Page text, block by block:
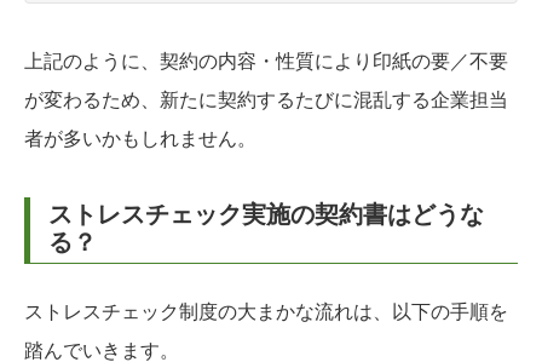
上記のように、契約の内容・性質により印紙の要／不要
が変わるため、新たに契約するたびに混乱する企業担当
者が多いかもしれません。
ストレスチェック実施の契約書はどうな
る？
ストレスチェック制度の大まかな流れは、以下の手順を
踏んでいきます。